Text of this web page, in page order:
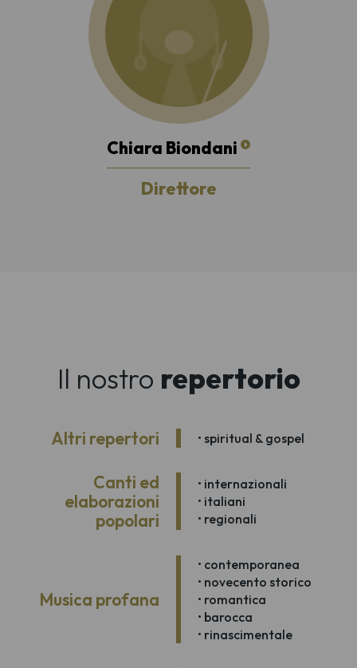
Chiara Biondani
Direttore
Il nostro repertorio
Altri repertori • spiritual & gospel
Canti ed
elaborazioni
popolari
• internazionali
• italiani
• regionali
Musica profana
• contemporanea
• novecento storico
• romantica
• barocca
• rinascimentale